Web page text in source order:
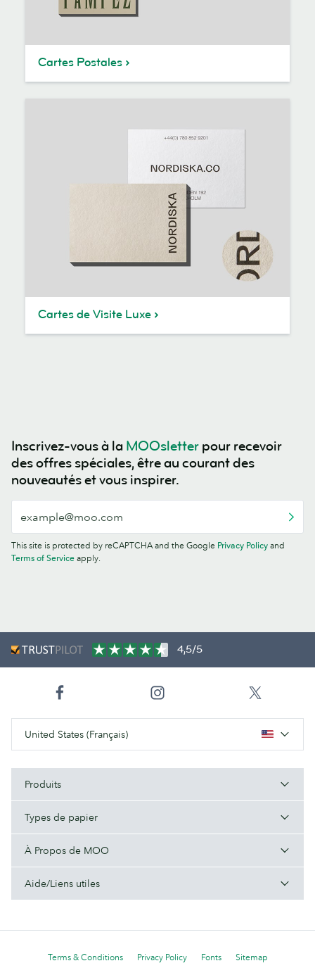
Cartes Postales
Cartes de Visite Luxe
Inscrivez-vous à la MOOsletter pour recevoir
des offres spéciales, être au courant des
nouveautés et vous inspirer.
This site is protected by reCAPTCHA and the Google Privacy Policy and
Terms of Service apply.
4,5/5
United States (Français)
Produits
Types de papier
À Propos de MOO
Aide/Liens utiles
Terms & Conditions Privacy Policy Fonts Sitemap